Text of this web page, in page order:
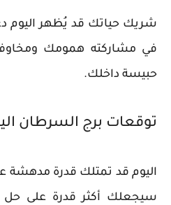
شريك حياتك قد يُظهر اليوم
في مشاركته همومك
حبيسة داخلك.
توقعات برج السرطان
اليوم قد تمتلك قدرة مدهشة
سيجعلك أكثر قدرة على حل